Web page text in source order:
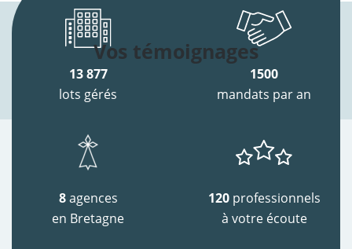
Vos témoignages
13 877
lots gérés
1500
mandats par an
8agences
en Bretagne
120 professionnels
à votre écoute